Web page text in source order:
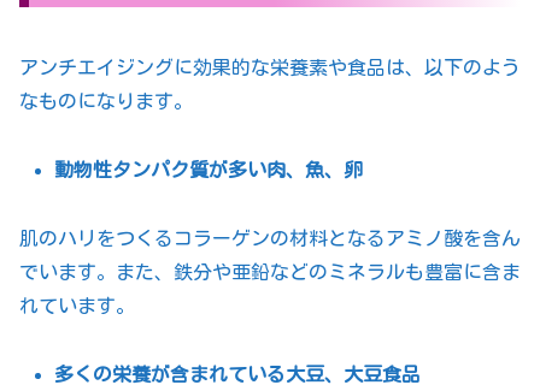
アンチエイジングに効果的な栄養素や食品は、以下のよう
なものになります。
動物性タンパク質が多い肉、魚、卵
肌のハリをつくるコラーゲンの材料となるアミノ酸を含ん
でいます。また、鉄分や亜鉛などのミネラルも豊富に含ま
れています。
多くの栄養が含まれている大豆、大豆食品